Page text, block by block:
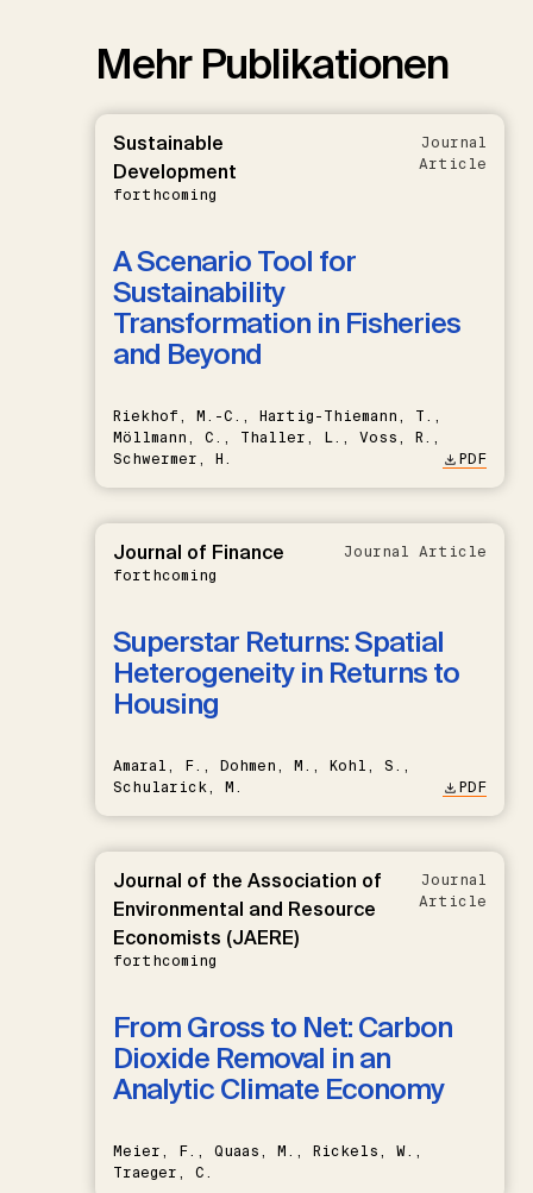
Mehr Publikationen
Sustainable
Development
forthcoming
Journal
Article
A Scenario Tool for
Sustainability
Transformation in Fisheries
and Beyond
Riekhof, M.-C., Hartig-Thiemann, T.,
Möllmann, C., Thaller, L., Voss, R.,
Schwermer, H.
PDF
Journal of Finance
forthcoming
Journal Article
Superstar Returns: Spatial
Heterogeneity in Returns to
Housing
Amaral, F., Dohmen, M., Kohl, S.,
Schularick, M.
PDF
Journal of the Association of
Environmental and Resource
Economists (JAERE)
forthcoming
Journal
Article
From Gross to Net: Carbon
Dioxide Removal in an
Analytic Climate Economy
Meier, F., Quaas, M., Rickels, W.,
Traeger, C.